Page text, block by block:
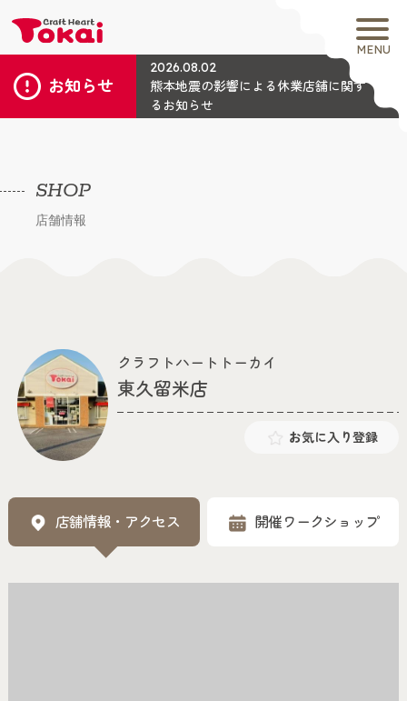
MENU
お知らせ
2026.08.02
熊本地震の影響による休業店舗に関す
るお知らせ
SHOP
店舗情報
クラフトハートトーカイ
東久留米店
お気に入り登録
店舗情報・アクセス 開催ワークショップ